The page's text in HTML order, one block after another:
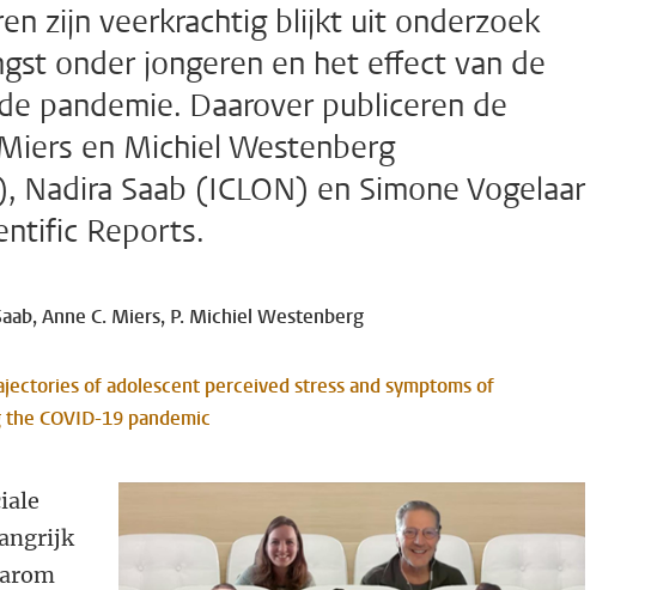
zijn veerkrachtig blijkt uit onderzoek
onder jongeren en het effect van de
pandemie. Daarover publiceren de
en Michiel Westenberg
Saab (ICLON) en Simone Vogelaar
Reports.
Anne C. Miers, P. Michiel Westenberg
of adolescent perceived stress and symptoms of
COVID-19 pandemic